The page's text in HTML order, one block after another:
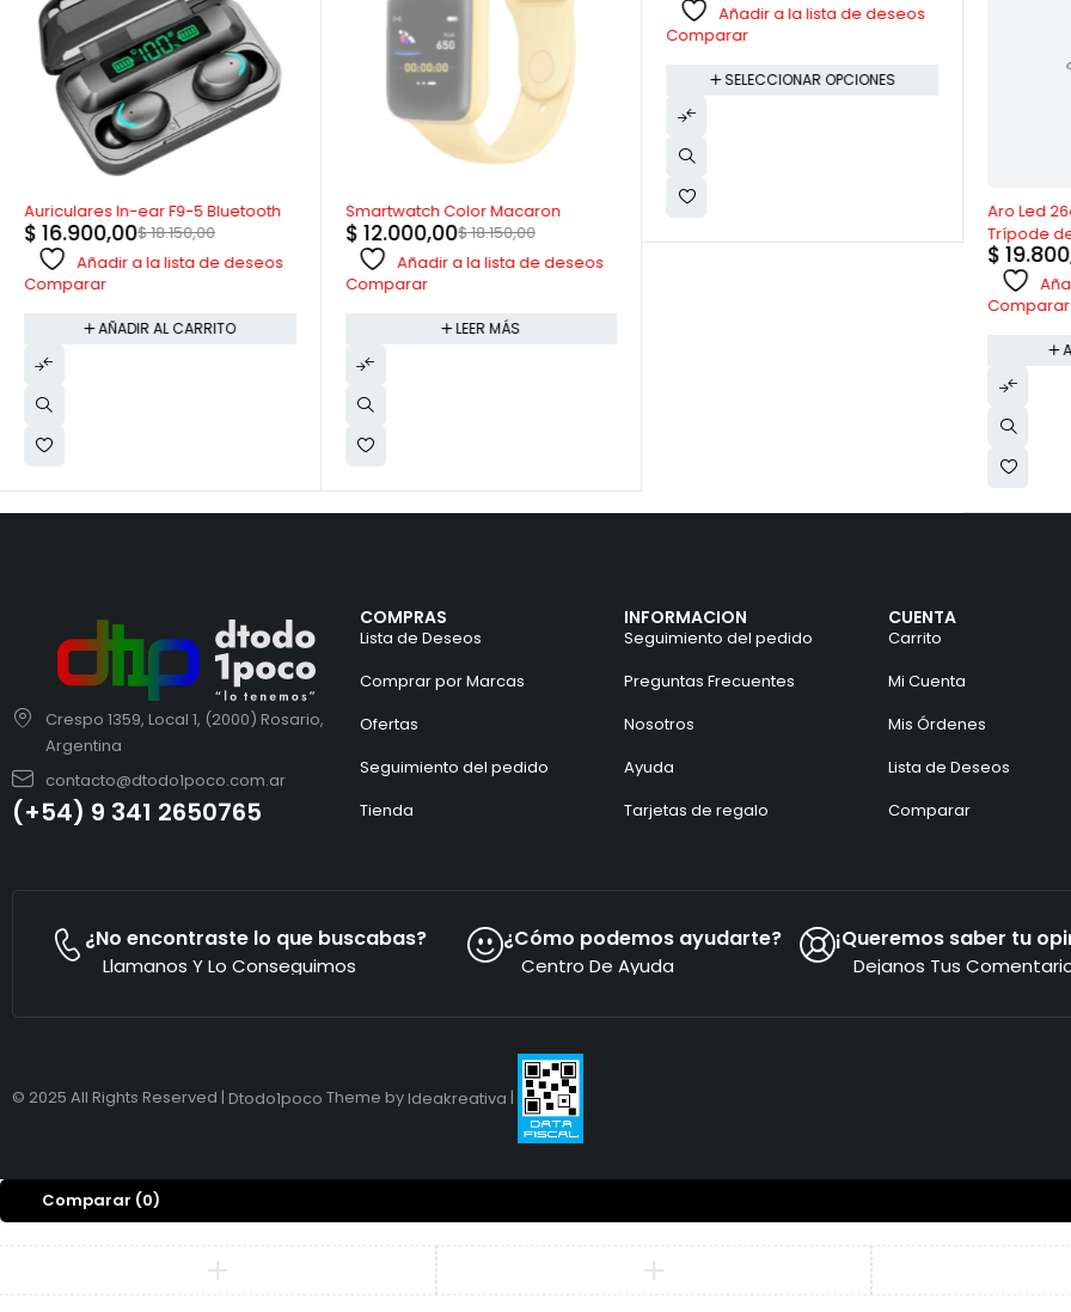
-7%
Auriculares In-ear F9-5 Bluetooth
$18.150,00
$ 16.900,00
Añadir a la lista de deseos
Comparar
AÑADIR AL CARRITO
AGOTADO
Smartwatch Color Macaron
$18.150,00
$ 12.000,00
Añadir a la lista de deseos
Comparar
LEER MÁS
Añadir a la lista de deseos
Comparar
SELECCIONAR OPCIONES
-29%
Aro Led
Trípode
$
Comparar
Crespo 1359, Local 1, (2000) Rosario,
Argentina
contacto@dtodo1poco.com.ar
(+54) 9 341 2650765
COMPRAS
Lista de Deseos
Comprar por Marcas
Ofertas
Seguimiento del pedido
Tienda
INFORMACION
Seguimiento del pedido
Preguntas Frecuentes
Nosotros
Ayuda
Tarjetas de regalo
CUENTA
Carrito
Mi Cuenta
Mis Órdenes
Lista de Deseos
Comparar
¿No encontraste lo que buscabas?
Llamanos Y Lo Conseguimos
¿Cómo podemos ayudarte?
Centro De Ayuda
¡Queremos saber tu
Dejanos Tus
© 2025 All Rights Reserved | Dtodo1poco Theme by Ideakreativa |
Comparar (0)